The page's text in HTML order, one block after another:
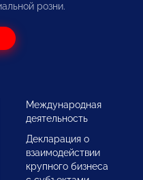
розни.
Международная
деятельность
Декларация о
взаимодействии
крупного бизнеса